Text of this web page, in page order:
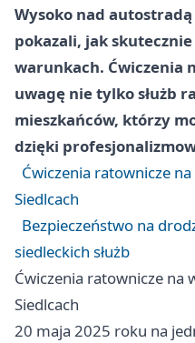
Wysoko nad
pokazali, jak
warunkach. Ćwiczenia
uwagę nie tylko służb
mieszkańców, którzy
dzięki
Ćwiczenia ratownicze
Siedlcach
Bezpieczeństwo na
siedleckich służb
Ćwiczenia ratownicze na
Siedlcach
20 maja 2025 roku na